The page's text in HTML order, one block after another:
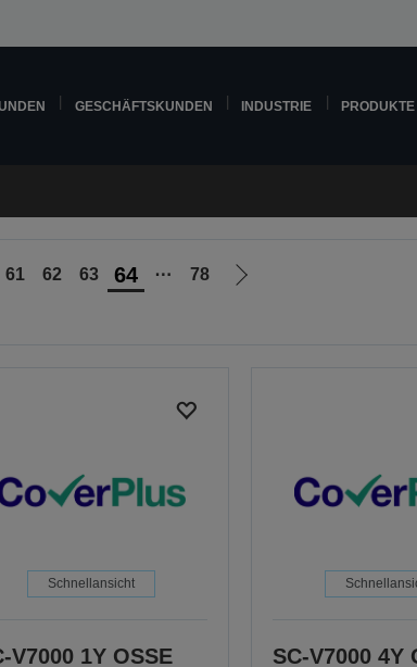
GESCHÄFTSKUNDEN INDUSTRIE PRODUKTE
61 62 63 64 ⋯ 78
Zur
Schnellansicht
V7000 1Y OSSE
SC-V7000 4Y